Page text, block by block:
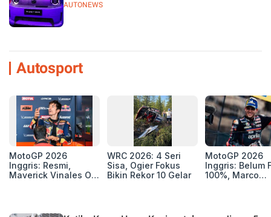
AUTONEWS
Autosport
MotoGP 2026
Inggris: Resmi,
Maverick Vinales Out
Selanjutnya Belum
WRC 2026: 4 Seri
Sisa, Ogier Fokus
Bikin Rekor 10 Gelar
MotoGP 2026
Inggris: Belum
100%, Marco